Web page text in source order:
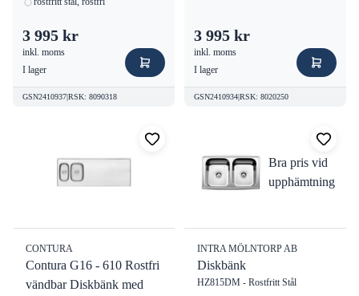
3 995 kr
inkl. moms
I lager
GSN2410937|RSK: 8090318
3 995 kr
inkl. moms
I lager
GSN2410934|RSK: 8020250
CONTURA
Contura G16 - 610 Rostfri
vändbar Diskbänk med
Bra pris vid
upphämtning
INTRA MÖLNTORP AB
Diskbänk
HZ815DM - Rostfritt Stål